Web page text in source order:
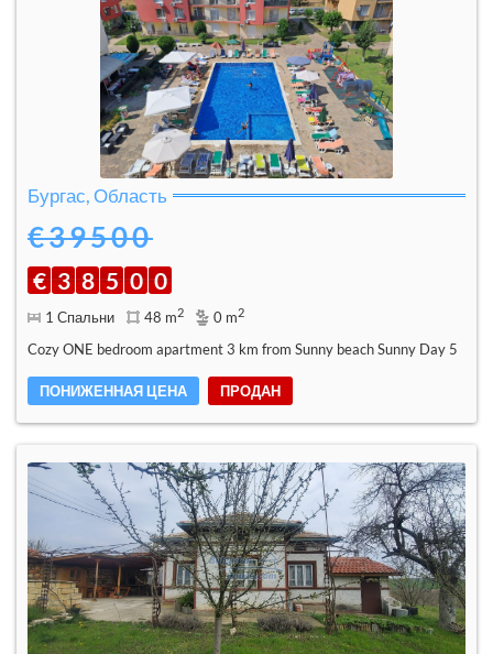
Бургас, Область
€39500
€ 3 8 5 0 0
1 Спальни 48 m2 0 m2
Cozy ONE bedroom apartment 3 km from Sunny beach Sunny Day 5
ПОНИЖЕННАЯ ЦЕНА ПРОДАН